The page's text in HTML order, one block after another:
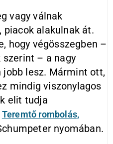
vagy válnak
piacok alakulnak át.
hogy végösszegben –
– a nagy
jobb lesz. Mármint ott,
mindig viszonylagos
elit tudja
Teremtő rombolás,
nyomában.